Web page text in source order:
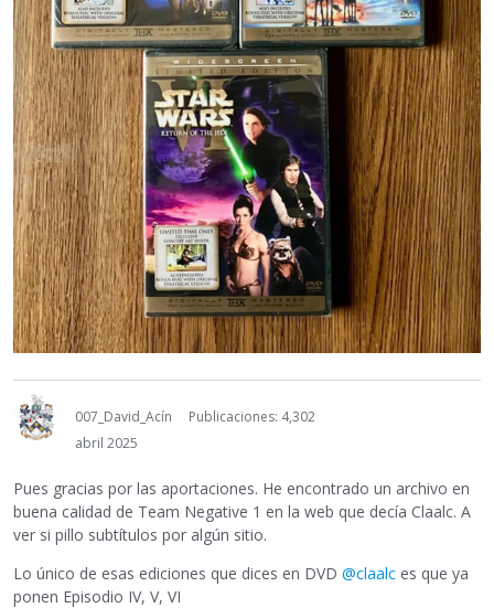
007_David_Acín
Publicaciones: 4,302
abril 2025
Pues gracias por las aportaciones. He encontrado un archivo en
buena calidad de Team Negative 1 en la web que decía Claalc. A
ver si pillo subtítulos por algún sitio.
Lo único de esas ediciones que dices en DVD @claalc es que ya
ponen Episodio IV, V, VI